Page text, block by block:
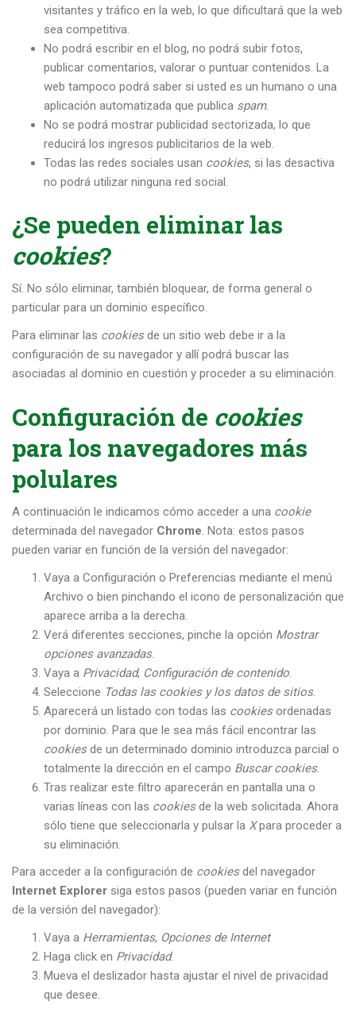
visitantes y tráfico en la web, lo que dificultará que la web
sea competitiva.
No podrá escribir en el blog, no podrá subir fotos,
publicar comentarios, valorar o puntuar contenidos. La
web tampoco podrá saber si usted es un humano o una
aplicación automatizada que publica spam.
No se podrá mostrar publicidad sectorizada, lo que
reducirá los ingresos publicitarios de la web.
Todas las redes sociales usan cookies, si las desactiva
no podrá utilizar ninguna red social.
¿Se pueden eliminar las
cookies?
Sí. No sólo eliminar, también bloquear, de forma general o
particular para un dominio específico.
Para eliminar las cookiesde un sitio web debe ir a la
configuración de su navegador y allí podrá buscar las
asociadas al dominio en cuestión y proceder a su eliminación.
Configuración de cookies
para los navegadores más
polulares
A continuación le indicamos cómo acceder a una cookie
determinada del navegador Chrome. Nota: estos pasos
pueden variar en función de la versión del navegador:
Vaya a Configuración o Preferencias mediante el menú
Archivo o bien pinchando el icono de personalización que
aparece arriba a la derecha.
Verá diferentes secciones, pinche la opción Mostrar
opciones avanzadas.
Vaya a Privacidad, Configuración de contenido.
Seleccione Todas las cookiesy los datos de sitios.
Aparecerá un listado con todas las cookiesordenadas
por dominio. Para que le sea más fácil encontrar las
cookiesde un determinado dominio introduzca parcial o
totalmente la dirección en el campo Buscar cookies.
Tras realizar este filtro aparecerán en pantalla una o
varias líneas con las cookiesde la web solicitada. Ahora
sólo tiene que seleccionarla y pulsar la Xpara proceder a
su eliminación.
Para acceder a la configuración de cookiesdel navegador
Internet Explorer siga estos pasos (pueden variar en función
de la versión del navegador):
Vaya a Herramientas, Opciones de Internet
Haga click en Privacidad.
Mueva el deslizador hasta ajustar el nivel de privacidad
que desee.